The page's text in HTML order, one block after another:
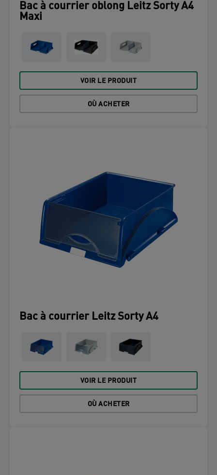
Bac à courrier oblong Leitz Sorty A4
Maxi
VOIR LE PRODUIT
OÙ ACHETER
Bac à courrier Leitz Sorty A4
VOIR LE PRODUIT
OÙ ACHETER